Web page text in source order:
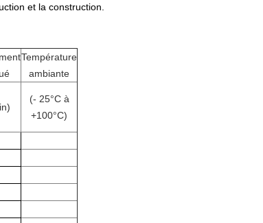
et la construction.
Température
ambiante
(- 25°C à
+100°C)